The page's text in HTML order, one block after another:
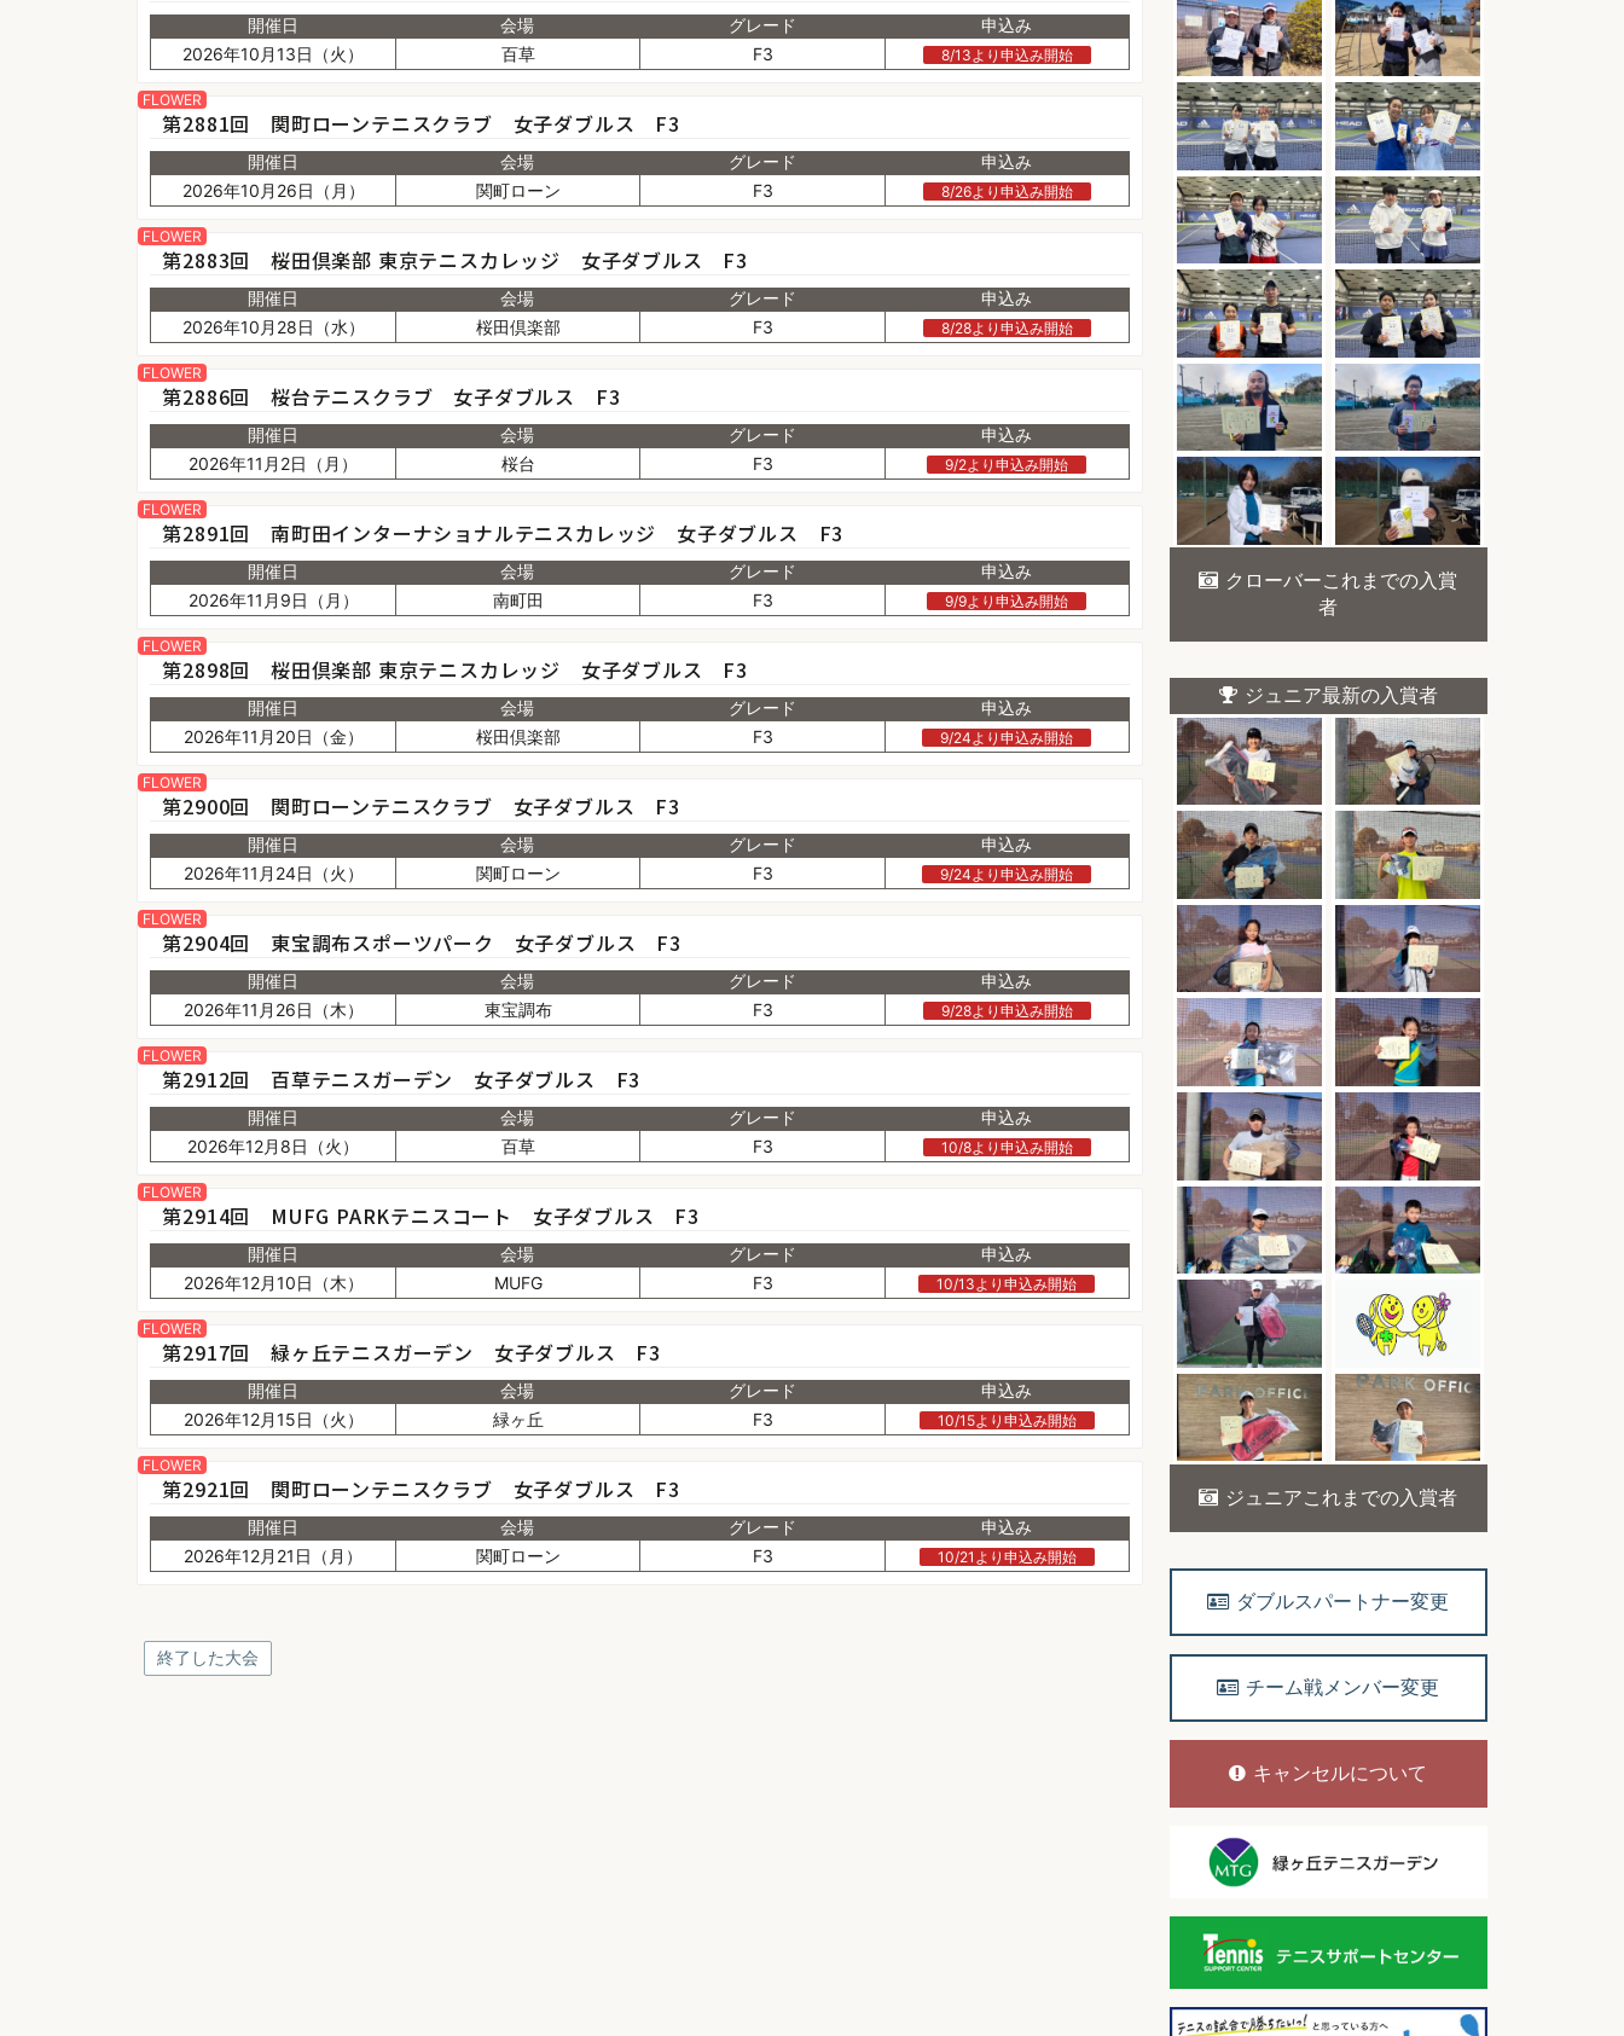
開催日
2026年10月13日（火）
会場
百草
グレード
F3
申込み
8/13より申込み開始
第2881回 関町ローンテニスクラブ 女子ダブルス F3
開催日
2026年10月26日（月）
会場
関町ローン
グレード
F3
申込み
8/26より申込み開始
FLOWER
第2883回 桜田倶楽部 東京テニスカレッジ 女子ダブルス F3
開催日
2026年10月28日（水）
会場
桜田倶楽部
グレード
F3
申込み
8/28より申込み開始
FLOWER
第2886回 桜台テニスクラブ 女子ダブルス F3
開催日
2026年11月2日（月）
会場
桜台
グレード
F3
申込み
9/2より申込み開始
FLOWER
第2891回 南町田インターナショナルテニスカレッジ 女子ダブルス F3
開催日
2026年11月9日（月）
会場
南町田
グレード
F3
申込み
9/9より申込み開始
FLOWER
第2898回 桜田倶楽部 東京テニスカレッジ 女子ダブルス F3
開催日
2026年11月20日（金）
会場
桜田倶楽部
グレード
F3
申込み
9/24より申込み開始
FLOWER
第2900回 関町ローンテニスクラブ 女子ダブルス F3
開催日
2026年11月24日（火）
会場
関町ローン
グレード
F3
申込み
9/24より申込み開始
FLOWER
第2904回 東宝調布スポーツパーク 女子ダブルス F3
開催日
2026年11月26日（木）
会場
東宝調布
グレード
F3
申込み
9/28より申込み開始
FLOWER
第2912回 百草テニスガーデン 女子ダブルス F3
開催日
2026年12月8日（火）
会場
百草
グレード
F3
申込み
10/8より申込み開始
FLOWER
第2914回 MUFG PARKテニスコート 女子ダブルス F3
開催日
2026年12月10日（木）
会場
MUFG
グレード
F3
申込み
10/13より申込み開始
FLOWER
第2917回 緑ヶ丘テニスガーデン 女子ダブルス F3
開催日
2026年12月15日（火）
会場
緑ヶ丘
グレード
F3
申込み
10/15より申込み開始
FLOWER
第2921回 関町ローンテニスクラブ 女子ダブルス F3
開催日
2026年12月21日（月）
会場
関町ローン
グレード
F3
申込み
10/21より申込み開始
FLOWER
終了した大会
クローバーこれまでの入賞
者
ジュニア最新の入賞者
ジュニアこれまでの入賞者
ダブルスパートナー変更
チーム戦メンバー変更
キャンセルについて